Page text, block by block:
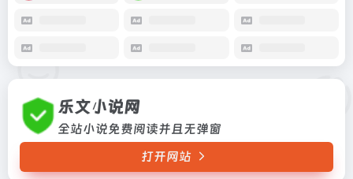
乐文小说网
全站小说免费阅读并且无弹窗
打开网站